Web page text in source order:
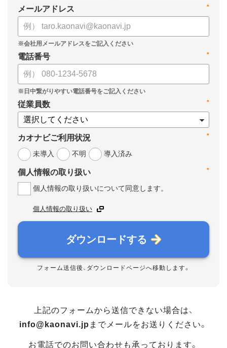
*
メールアドレス
*
電話番号
*
従業員数
*
カオナビご利用状況
未導入
不明 導入済み
*
個人情報の取り扱い
個人情報の取り扱いについて同意します。
個人情報の取り扱い
ダウンロードする
フォーム送信後、ダウンロードページへ移動します。
上記のフォームから送信できない場合は、
info@kaonavi.jp までメールをお送りください。
お電話でのお問い合わせも承っております。